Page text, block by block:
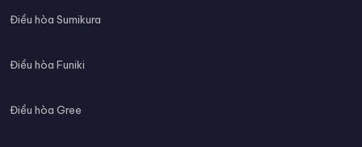
Điều hòa Sumikura
Điều hòa Funiki
Điều hòa Gree